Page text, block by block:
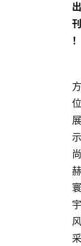
出
刊
！
方
位
展
示
尚
赫
寰
宇
风
采